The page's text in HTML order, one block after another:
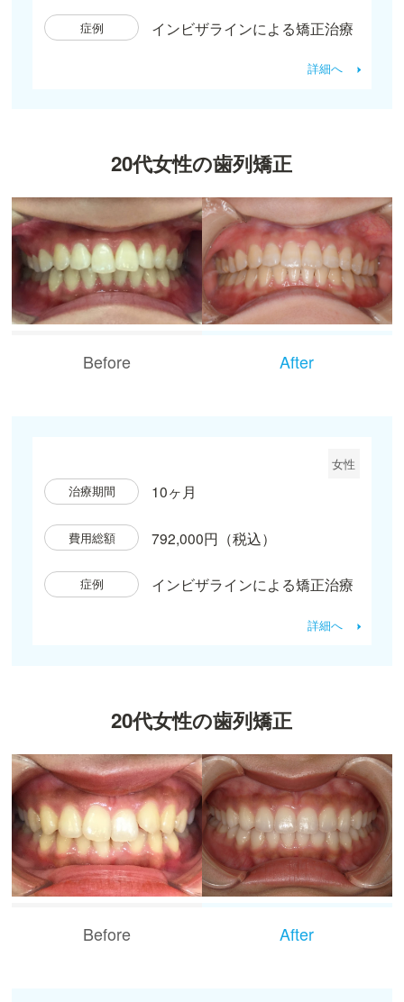
症例 インビザラインによる矯正治療
詳細へ
20代女性の歯列矯正
Before After
女性
治療期間
10ヶ月
費用総額 792,000円（税込）
症例 インビザラインによる矯正治療
詳細へ
20代女性の歯列矯正
Before After